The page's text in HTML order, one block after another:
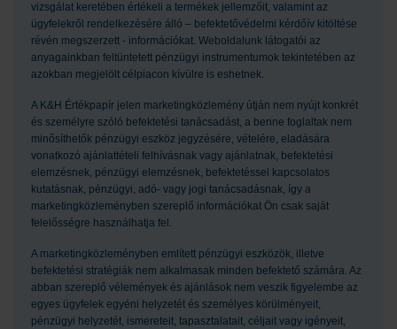
vizsgálat keretében értékeli a termékek jellemzőit, valamint az
ügyfelekről rendelkezésére álló – befektetővédelmi kérdőív kitöltése
révén megszerzett - információkat. Weboldalunk látogatói az
anyagainkban feltüntetett pénzügyi instrumentumok tekintetében az
azokban megjelölt célpiacon kívülre is eshetnek.
A K&H Értékpapír jelen marketingközlemény útján nem nyújt konkrét
és személyre szóló befektetési tanácsadást, a benne foglaltak nem
minősíthetők pénzügyi eszköz jegyzésére, vételére, eladására
vonatkozó ajánlattételi felhívásnak vagy ajánlatnak, befektetési
elemzésnek, pénzügyi elemzésnek, befektetéssel kapcsolatos
kutatásnak, pénzügyi, adó- vagy jogi tanácsadásnak, így a
marketingközleményben szereplő információkat Ön csak saját
felelősségre használhatja fel.
A marketingközleményben említett pénzügyi eszközök, illetve
befektetési stratégiák nem alkalmasak minden befektető számára. Az
abban szereplő vélemények és ajánlások nem veszik figyelembe az
egyes ügyfelek egyéni helyzetét és személyes körülményeit,
pénzügyi helyzetét, ismereteit, tapasztalatait, céljait vagy igényeit,